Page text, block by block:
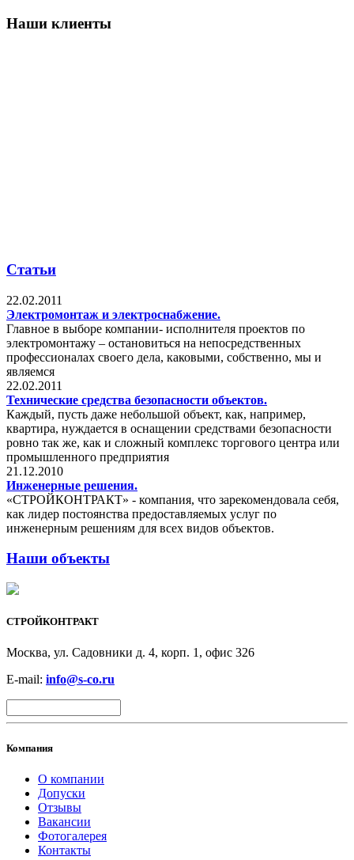
Наши клиенты
Статьи
22.02.2011
Электромонтаж и электроснабжение.
Главное в выборе компании- исполнителя проектов по
электромонтажу – остановиться на непосредственных
профессионалах своего дела, каковыми, собственно, мы и
являемся
22.02.2011
Технические средства безопасности объектов.
Каждый, пусть даже небольшой объект, как, например,
квартира, нуждается в оснащении средствами безопасности
ровно так же, как и сложный комплекс торгового центра или
промышленного предприятия
21.12.2010
Инженерные решения.
«СТРОЙКОНТРАКТ» - компания, что зарекомендовала себя,
как лидер постоянства предоставляемых услуг по
инженерным решениям для всех видов объектов.
Наши объекты
СТРОЙКОНТРАКТ
Москва, ул. Садовники д. 4, корп. 1, офис 326
E-mail: info@s-co.ru
Компания
О компании
Допуски
Отзывы
Вакансии
Фотогалерея
Контакты